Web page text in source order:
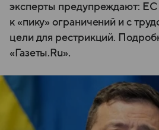
эксперты предупреждают: ЕС
к «пику» ограничений и с
цели для рестрикций.
«Газеты.Ru».